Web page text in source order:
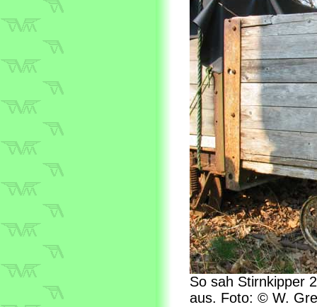
So sah Stirnkipper
aus. Foto: © W.